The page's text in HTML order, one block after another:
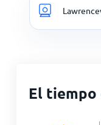
El tiempo